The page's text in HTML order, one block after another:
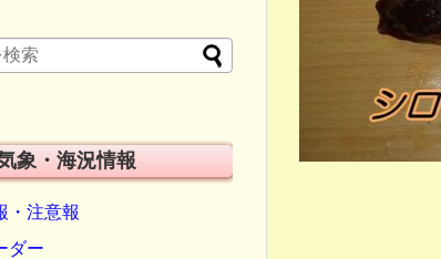
象・海況情報
・注意報
ダー